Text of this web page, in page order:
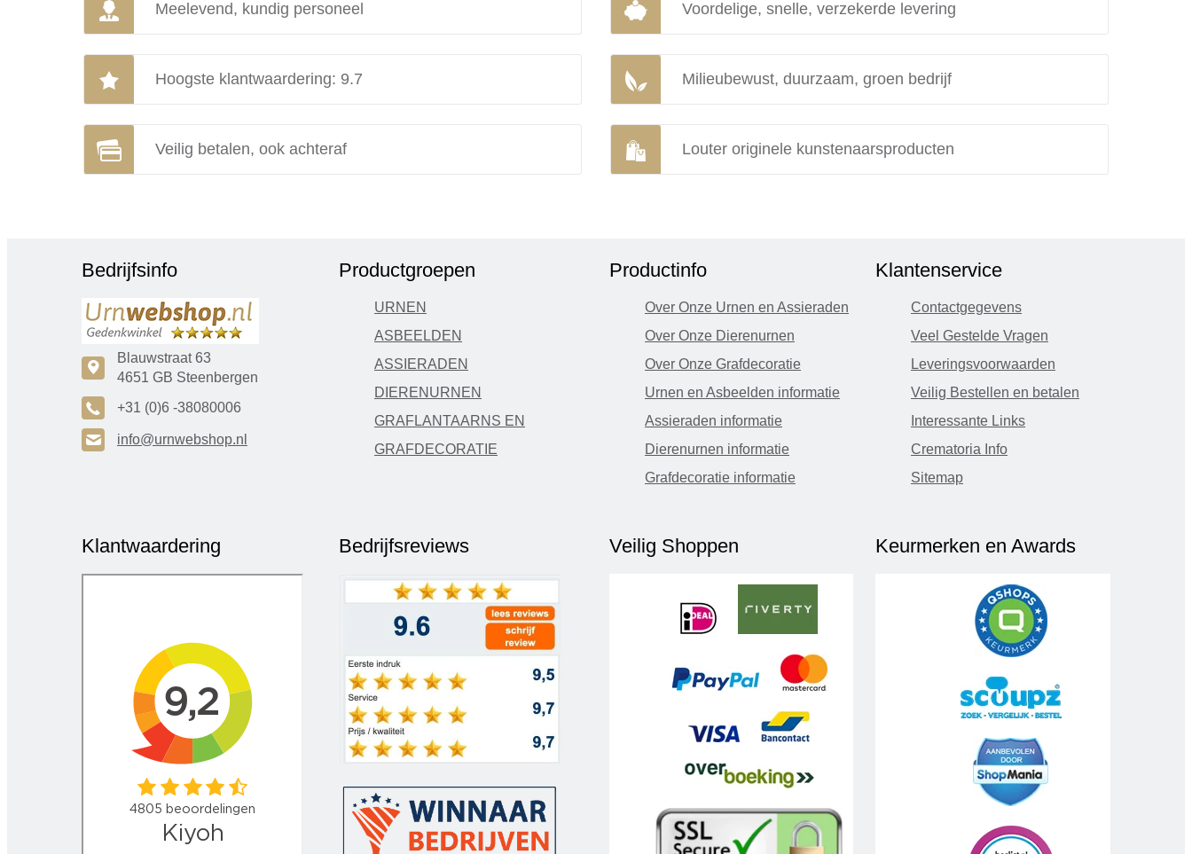
Meelevend, kundig personeel Voordelige, snelle, verzekerde levering
Hoogste klantwaardering: 9.7 Milieubewust, duurzaam, groen bedrijf
Veilig betalen, ook achteraf Louter originele kunstenaarsproducten
Bedrijfsinfo
c
Blauwstraat 63
4651 GB Steenbergen
A +31 (0)6 -38080006
H info@urnwebshop.nl
Productgroepen
URNEN
ASBEELDEN
ASSIERADEN
DIERENURNEN
GRAFLANTAARNS EN
GRAFDECORATIE
Productinfo
Over Onze Urnen en Assieraden
Over Onze Dierenurnen
Over Onze Grafdecoratie
Urnen en Asbeelden informatie
Assieraden informatie
Dierenurnen informatie
Grafdecoratie informatie
Klantenservice
Contactgegevens
Veel Gestelde Vragen
Leveringsvoorwaarden
Veilig Bestellen en betalen
Interessante Links
Crematoria Info
Sitemap
Klantwaardering Bedrijfsreviews Veilig Shoppen Keurmerken en Awards